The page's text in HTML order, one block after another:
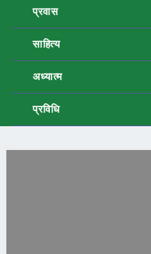
प्रवास
साहित्य
अध्यात्म
प्रविधि